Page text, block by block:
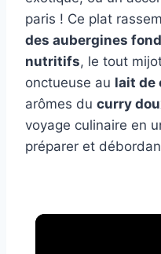
paris ! Ce plat
des aubergines
nutritifs, le tout
onctueuse au lait de
arômes du curry
voyage culinaire en
préparer et